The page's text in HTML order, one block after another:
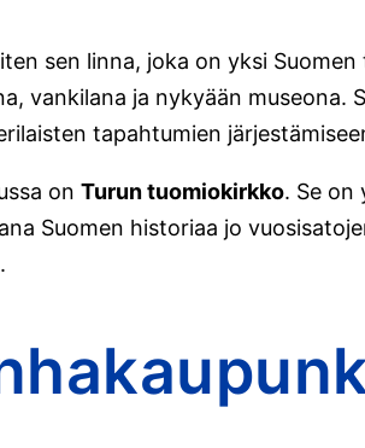
sen linna, joka on yksi
vankilana ja nykyään
tapahtumien
on Turun tuomiokirkko. Se on
Suomen historiaa jo